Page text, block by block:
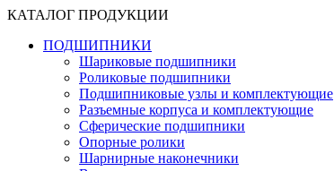
КАТАЛОГ ПРОДУКЦИИ
ПОДШИПНИКИ
Шариковые подшипники
Роликовые подшипники
Подшипниковые узлы и комплектующие
Разъемные корпуса и комплектующие
Сферические подшипники
Опорные ролики
Шарнирные наконечники